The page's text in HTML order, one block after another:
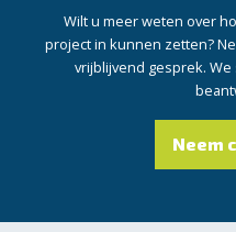
Wilt u meer weten over
project in kunnen zetten?
vrijblijvend gesprek. We
Neem